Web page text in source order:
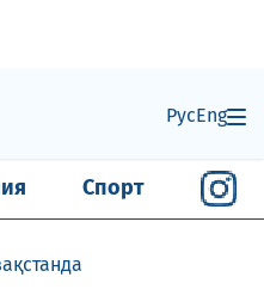
РусEng
Спорт